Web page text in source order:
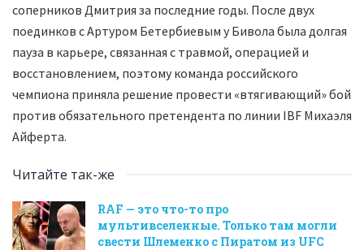
соперников Дмитрия за последние годы. После двух
поединков с Артуром Бетербиевым у Бивола была долгая
пауза в карьере, связанная с травмой, операцией и
восстановлением, поэтому команда российского
чемпиона приняла решение провести «втягивающий» бой
против обязательного претендента по линии IBF Михаэля
Айферта.
Читайте так-же
RAF — это что-то про
мультивселенные. Только там могли
свести Шлеменко с Пиратом из UFC